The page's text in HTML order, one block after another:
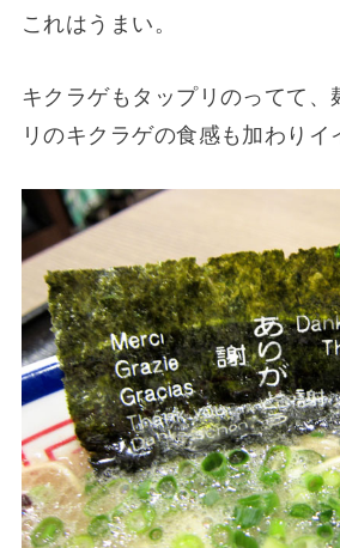
これはうまい。
キクラゲもタップリのってて、
リのキクラゲの食感も加わりイ